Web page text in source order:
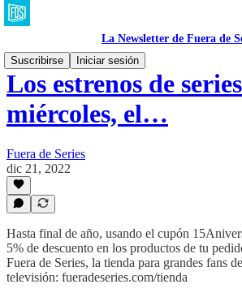
La Newsletter de Fuera de
Suscribirse
Iniciar sesión
Los estrenos de
miércoles, el…
Fuera de Series
dic 21, 2022
Hasta final de año, usando el cupón
5% de descuento en los productos de tu
Fuera de Series, la tienda para grandes fans
televisión: fueradeseries.com/tienda